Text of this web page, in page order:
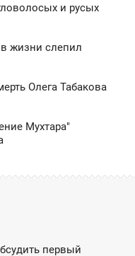
и русых
жизни слепил
Олега Табакова
Мухтара"
первый